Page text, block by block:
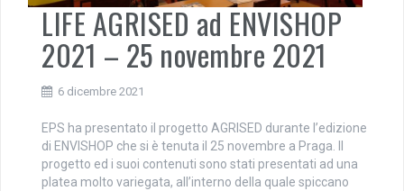
LIFE AGRISED ad ENVISHOP
2021 – 25 novembre 2021
6 dicembre 2021
EPS ha presentato il progetto AGRISED durante l’edizione
di ENVISHOP che si è tenuta il 25 novembre a Praga. Il
progetto ed i suoi contenuti sono stati presentati ad una
platea molto variegata, all’interno della quale spiccano